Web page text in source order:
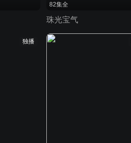
82集全
珠光宝气
独播